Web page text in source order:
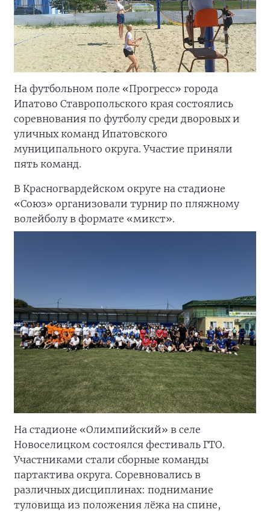
На футбольном поле «Прогресс» города
Ипатово Ставропольского края состоялись
соревнования по футболу среди дворовых и
уличных команд Ипатовского
муниципального округа. Участие приняли
пять команд.
В Красногвардейском округе на стадионе
«Союз» организовали турнир по пляжному
волейболу в формате «микст».
На стадионе «Олимпийский» в селе
Новоселицком состоялся фестиваль ГТО.
Участниками стали сборные команды
партактива округа. Соревновались в
различных дисциплинах: поднимание
туловища из положения лёжа на спине,